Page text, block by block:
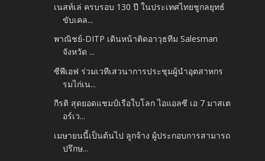
เนสท์เล่ ครบรอบ 130 ปี ในประเทศไทยชูกลยุทธ์
ขับเคล...
พาณิชย์-DITP เดินหน้าติดอาวุธทีม Salesman
จังหวัด ...
ซีพีเอฟ ร่วมเวทีเสวนาการประชุมผู้นำอุตสาหกร
รมไก่เน...
กีรติ สุดยอดแชมป์เรือใบโลก ไอแอลซี เอ 7 มาสเต
อร์เว...
เมษายนนี้เป็นต้นไป ลูกจ้าง ผู้ประกอบการสามารถ
ปรึกษ...